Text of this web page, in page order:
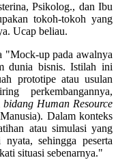
Psikolog., dan Ibu
tokoh-tokoh yang
Ucap beliau.
"Mock-up pada awalnya
dunia bisnis. Istilah ini
prototipe atau usulan
perkembangannya,
bidang Human Resource
Dalam konteks
atau simulasi yang
sehingga peserta
situasi sebenarnya."